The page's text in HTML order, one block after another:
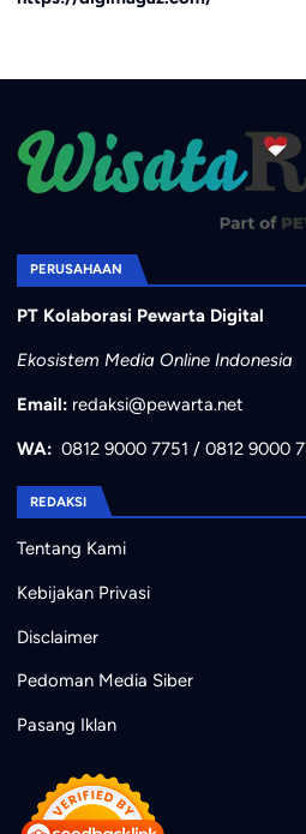
PERUSAHAAN
PT Kolaborasi Pewarta Digital
Ekosistem Media Online Indonesia
Email: redaksi@pewarta.net
WA: 0812 9000 7751 / 0812 9000
REDAKSI
Tentang Kami
Kebijakan Privasi
Disclaimer
Pedoman Media Siber
Pasang Iklan